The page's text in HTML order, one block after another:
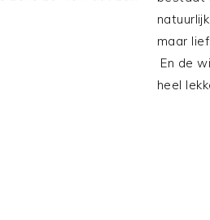
maar
En de
heel